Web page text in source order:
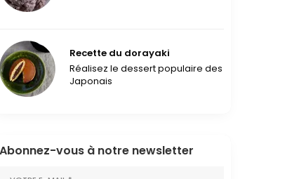
Recette du dorayaki
Réalisez le dessert populaire des
Japonais
Abonnez-vous à notre newsletter